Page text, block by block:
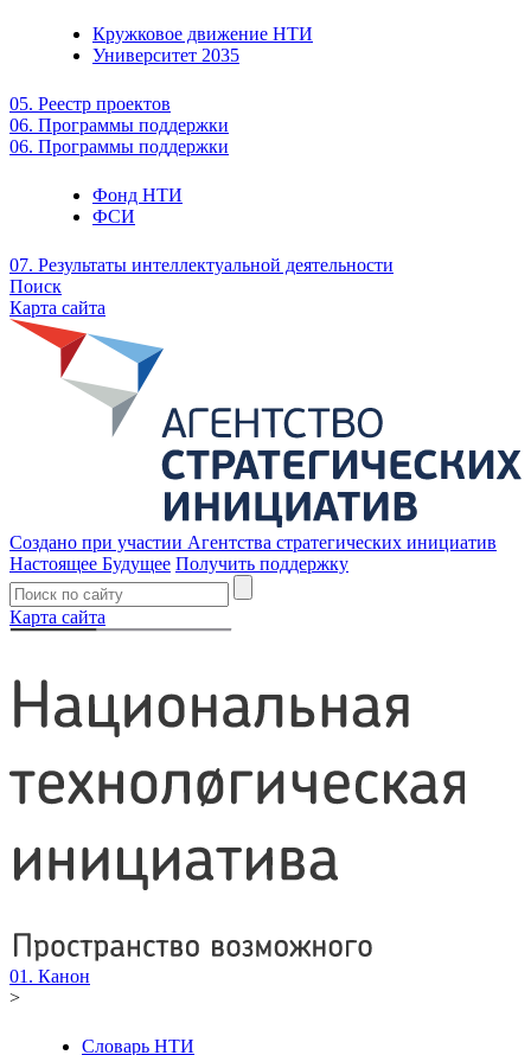
Кружковое движение НТИ
Университет 2035
05. Реестр проектов
06. Программы поддержки
06. Программы поддержки
Фонд НТИ
ФСИ
07. Результаты интеллектуальной деятельности
Поиск
Карта сайта
Создано при участии Агентства стратегических инициатив
Настоящее Будущее Получить поддержку
Карта сайта
01. Канон
>
Словарь НТИ